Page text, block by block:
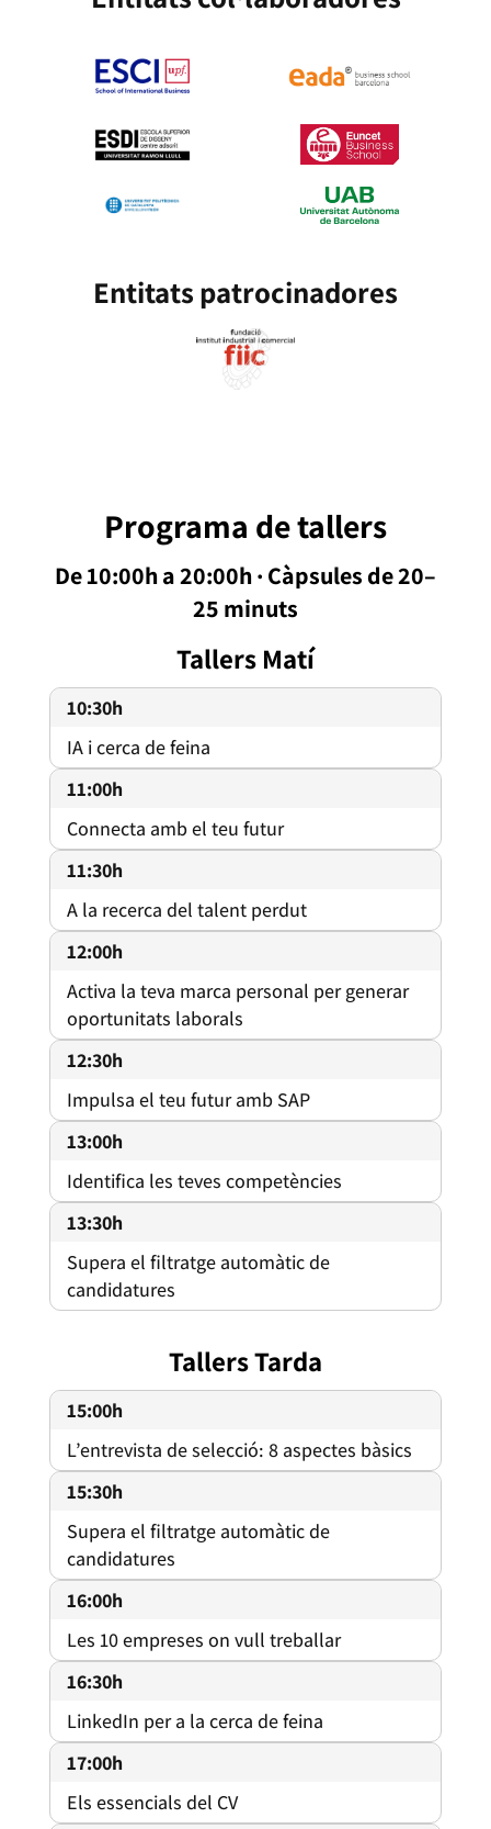
Entitats patrocinadores
Programa de tallers
De 10:00h a 20:00h · Càpsules de 20–
25 minuts
Tallers Matí
10:30h
IA i cerca de feina
11:00h
Connecta amb el teu futur
11:30h
A la recerca del talent perdut
12:00h
Activa la teva marca personal per generar
oportunitats laborals
12:30h
Impulsa el teu futur amb SAP
13:00h
Identifica les teves competències
13:30h
Supera el filtratge automàtic de
candidatures
Tallers Tarda
15:00h
L’entrevista de selecció: 8 aspectes bàsics
15:30h
Supera el filtratge automàtic de
candidatures
16:00h
Les 10 empreses on vull treballar
16:30h
LinkedIn per a la cerca de feina
17:00h
Els essencials del CV